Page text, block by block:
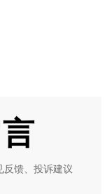
反馈、投诉建议